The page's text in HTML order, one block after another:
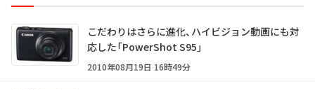
こだわりはさらに進化、ハイビジョン動画にも対
応した「PowerShot S95」
2010年08月19日 16時49分